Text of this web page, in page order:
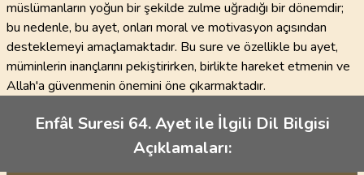
müslümanların yoğun bir şekilde zulme uğradığı bir dönemdir;
bu nedenle, bu ayet, onları moral ve motivasyon açısından
desteklemeyi amaçlamaktadır. Bu sure ve özellikle bu ayet,
müminlerin inançlarını pekiştirirken, birlikte hareket etmenin ve
Allah'a güvenmenin önemini öne çıkarmaktadır.
Enfâl Suresi 64. Ayet ile İlgili Dil Bilgisi
Açıklamaları: